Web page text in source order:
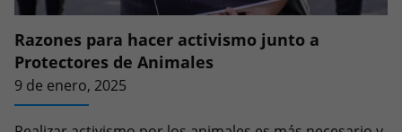
Razones para hacer activismo junto a
Protectores de Animales
9 de enero, 2025